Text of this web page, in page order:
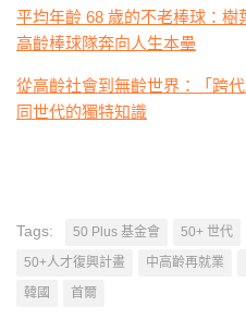
平均年齡 68 歲的不老棒球：
高齡棒球隊奔向人生本壘
從高齡社會到無齡世界：「跨
同世代的獨特知識
Tags: 50 Plus 基金會 50+ 世代
50+人才復興計畫
中高齡再就業
韓國
首爾